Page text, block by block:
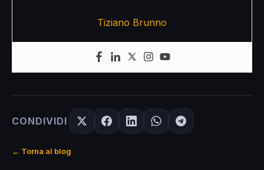
Tiziano Brunno
CONDIVIDI
← Torna al blog